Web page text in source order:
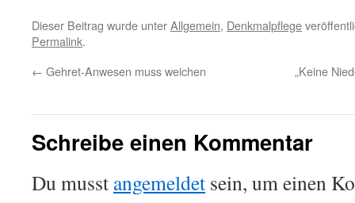
Dieser Beitrag wurde unterAllgemein, Denkmalpflege
Permalink.
← Gehret-Anwesen muss weichen „Keine
Schreibe einen Kommentar
Du musst angemeldet sein, um einen